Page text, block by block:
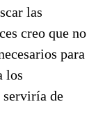
las
creo que no
para
los
serviría de